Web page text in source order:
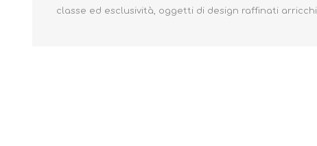
classe ed esclusività, oggetti di design raffinati